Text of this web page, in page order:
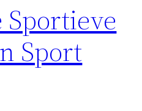
Sportieve
Sport